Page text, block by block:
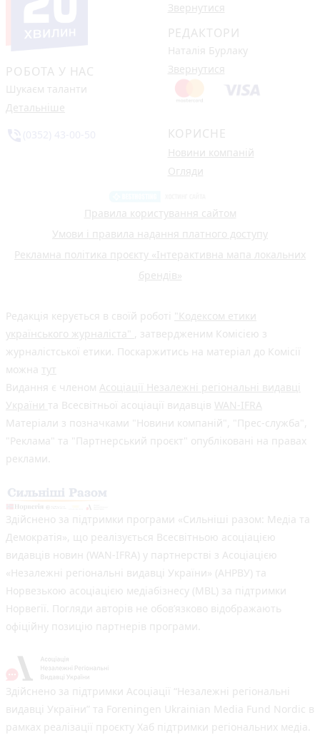
РОБОТА У НАС
Шукаєм таланти
Детальніше
Звернутися
РЕДАКТОРИ
Наталія Бурлаку
Звернутися
КОРИСНЕ
Новини компаній
Огляди
Правила користування сайтом
Умови і правила надання платного доступу
Рекламна політика проєкту «Інтерактивна мапа локальних
брендів»
Редакція керується в своїй роботі "Кодексом етики
українського журналіста" , затвердженим Комісією з
журналістської етики. Поскаржитись на матеріал до Комісії
можна тут
Видання є членом Асоціації Незалежні регіональні видавці
України та Всесвітньої асоціації видавців WAN-IFRA
Матеріали з позначками "Новини компаній", "Прес-служба",
"Реклама" та "Партнерський проєкт" опубліковані на правах
реклами.
Здійснено за підтримки програми «Сильніші разом: Медіа та
Демократія», що реалізується Всесвітньою асоціацією
видавців новин (WAN-IFRA) у партнерстві з Асоціацією
«Незалежні регіональні видавці України» (АНРВУ) та
Норвезькою асоціацією медіабізнесу (MBL) за підтримки
Норвегії. Погляди авторів не обов’язково відображають
офіційну позицію партнерів програми.
Здійснено за підтримки Асоціації “Незалежні регіональні
видавці України” та Foreningen Ukrainian Media Fund Nordic в
рамках реалізації проєкту Хаб підтримки регіональних медіа.